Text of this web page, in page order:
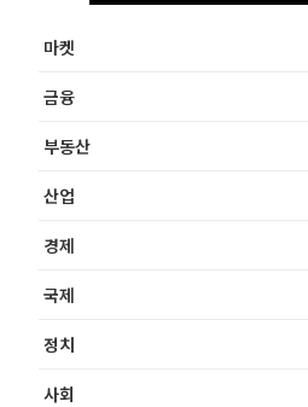
마켓
금융
부동산
산업
경제
국제
정치
사회